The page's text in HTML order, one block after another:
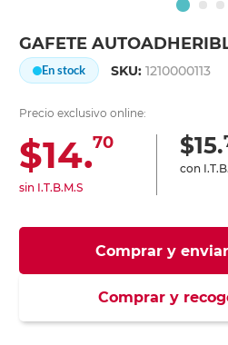
GAFETE
En stock SKU:1210000113
Precio exclusivo online:
$14.70
sin I.T.B.M.S
$15.
con
Comprar y
Comprar y